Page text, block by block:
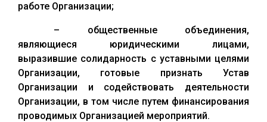
работе Организации;
– общественные объединения,
являющиеся юридическими лицами,
выразившие солидарность с уставными целями
Организации, готовые признать Устав
Организации и содействовать деятельности
Организации, в том числе путем финансирования
проводимых Организацией мероприятий.